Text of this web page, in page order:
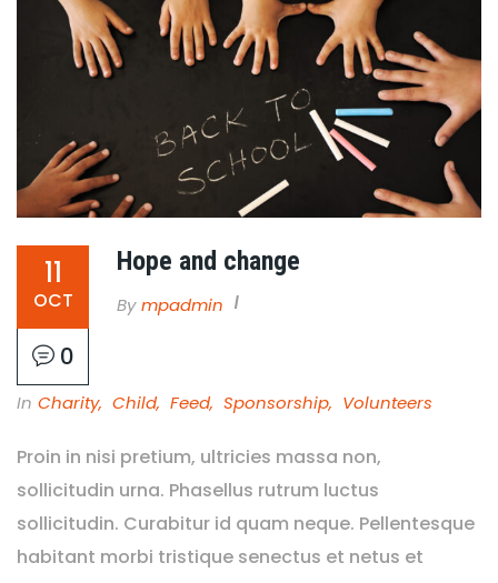
11
OCT
0
Hope and change
By Mpadmin
In Charity, Child, Feed, Sponsorship, Volunteers
Proin in nisi pretium, ultricies massa non,
sollicitudin urna. Phasellus rutrum luctus
sollicitudin. Curabitur id quam neque. Pellentesque
habitant morbi tristique senectus et netus et